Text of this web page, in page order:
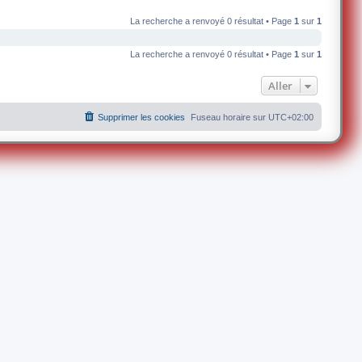
La recherche a renvoyé 0 résultat • Page 1 sur 1
La recherche a renvoyé 0 résultat • Page 1 sur 1
Aller
Fuseau horaire sur UTC+02:00
Supprimer les cookies